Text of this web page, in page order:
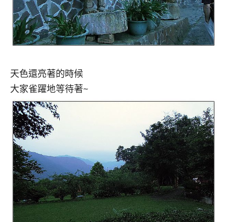
天色還亮著的時候
大家雀躍地等待著~